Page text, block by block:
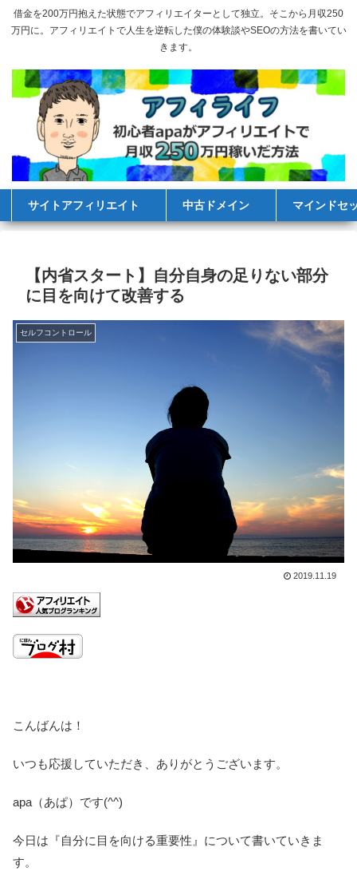
借金を200万円抱えた状態でアフィリエイターとして独立。そこから月収250
万円に。アフィリエイトで人生を逆転した僕の体験談やSEOの方法を書いてい
きます。
サイトアフィリエイト 中古ドメイン マインドセ
【内省スタート】自分自身の足りない部分
に目を向けて改善する
セルフコントロール
2019.11.19
こんばんは！
いつも応援していただき、ありがとうございます。
apa（あぱ）です(^^)
今日は『自分に目を向ける重要性』について書いていきま
す。